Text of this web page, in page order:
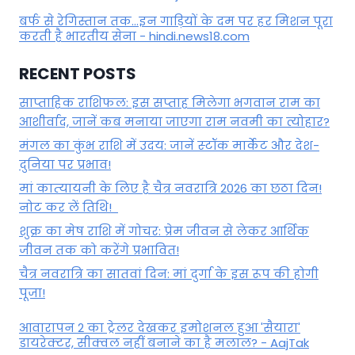
बर्फ से रेगिस्तान तक...इन गाड़ियों के दम पर हर मिशन पूरा
करती है भारतीय सेना - hindi.news18.com
RECENT POSTS
साप्ताहिक राशिफल: इस सप्ताह मिलेगा भगवान राम का
आशीर्वाद, जानें कब मनाया जाएगा राम नवमी का त्योहार?
मंगल का कुंभ राशि में उदय: जानें स्‍टॉक मार्केट और देश-
दुनिया पर प्रभाव!
मां कात्‍यायनी के लिए है चैत्र नवरात्रि 2026 का छठा दिन!
नोट कर लें तिथि!
शुक्र का मेष राशि में गोचर: प्रेम जीवन से लेकर आर्थिक
जीवन तक को करेंगे प्रभावित!
चैत्र नवरात्रि का सातवां दिन: मां दुर्गा के इस रूप की होगी
पूजा!
आवारापन 2 का ट्रेलर देखकर इमोशनल हुआ 'सैयारा'
डायरेक्टर, सीक्वल नहीं बनाने का है मलाल? - AajTak